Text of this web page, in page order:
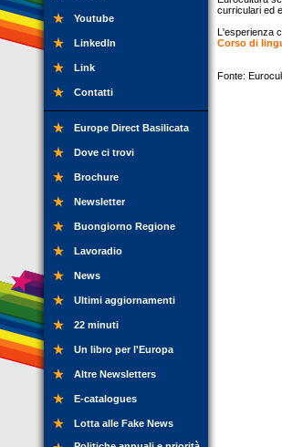
Youtube
LinkedIn
Link
Contatti
Europe Direct Basilicata
Dove ci trovi
Brochure
Newsletter
Buongiorno Regione
Lavoradio
News
Ultimi aggiornamenti
22 minuti
Un libro per l'Europa
Altre Newsletters
E-catalogues
Lotta alle Fake News
curriculari ed
L'esperienza
Corso di
Fonte: